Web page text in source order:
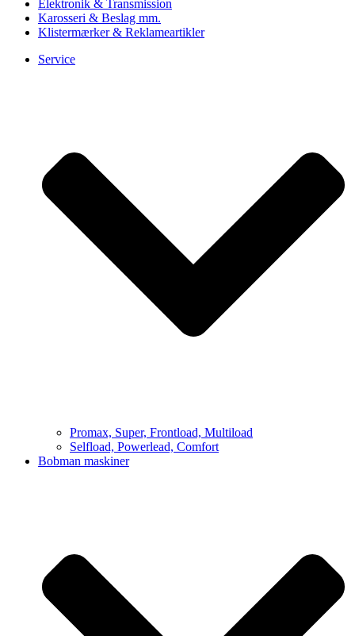
Elektronik & Transmission
Karosseri & Beslag mm.
Klistermærker & Reklameartikler
Service
Promax, Super, Frontload, Multiload
Selfload, Powerlead, Comfort
Bobman maskiner